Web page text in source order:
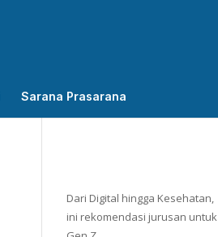
Sarana Prasarana
Dari Digital hingga Kesehatan,
ini rekomendasi jurusan untuk